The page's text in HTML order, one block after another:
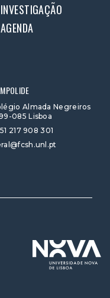
INVESTIGAÇÃO
AGENDA
Almada Negreiros
085 Lisboa
217 908 301